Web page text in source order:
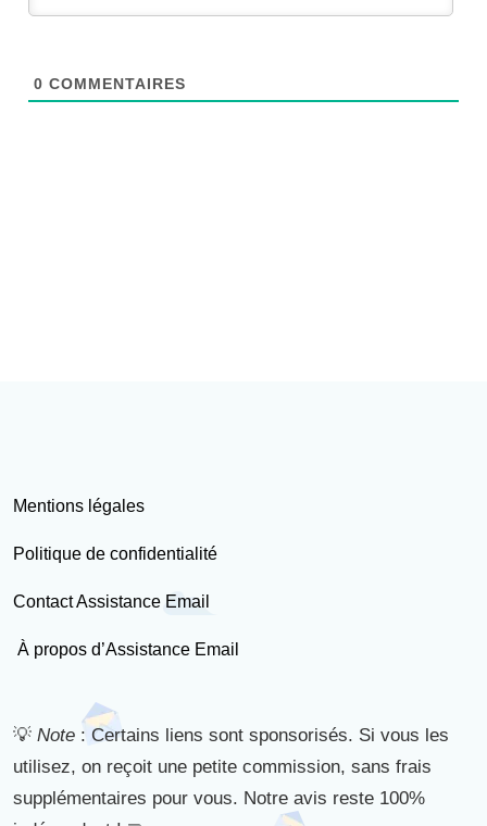
0 COMMENTAIRES
Mentions légales
Politique de confidentialité
Contact Assistance Email
À propos d’Assistance Email
💡 Note : Certains liens sont sponsorisés. Si vous les
utilisez, on reçoit une petite commission, sans frais
supplémentaires pour vous. Notre avis reste 100%